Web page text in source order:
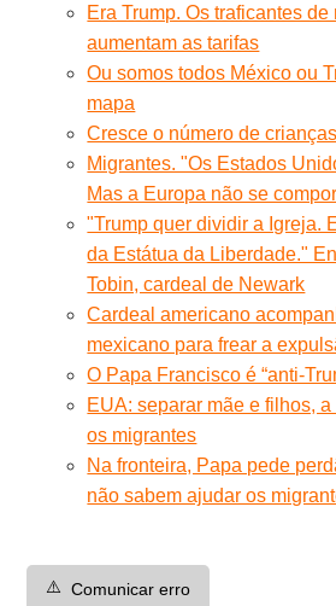
Era Trump. Os traficantes de
aumentam as tarifas
Ou somos todos México ou
mapa
Cresce o número de
Migrantes. "Os Estados
Mas a Europa não se
"Trump quer dividir a Igreja.
da Estátua da Liberdade."
Tobin, cardeal de Newark
Cardeal americano
mexicano para frear a
O Papa Francisco é “anti-
EUA: separar mãe e filhos,
os migrantes
Na fronteira, Papa pede
não sabem ajudar os
⚠️ Comunicar erro